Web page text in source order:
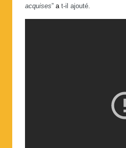
acquises” at-il ajouté.